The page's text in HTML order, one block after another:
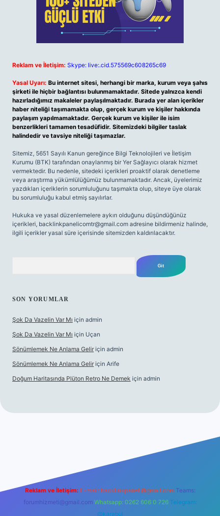
Reklam ve İletişim: Skype: live:.cid.575569c608265c69
Yasal Uyarı: Bu internet sitesi, herhangi bir marka, kurum veya şahıs
şirketi ile hiçbir bağlantısı bulunmamaktadır. Sitede yalnızca kendi
hazırladığımız makaleler paylaşılmaktadır. Burada yer alan içerikler
haber niteliği taşımamakta olup, gerçek kurum ve kişiler hakkında
paylaşım yapılmamaktadır. Gerçek kurum ve kişiler ile isim
benzerlikleri tamamen tesadüfidir. Sitemizdeki bilgiler taslak
halindedir ve tavsiye niteliği taşımazlar.
Sitemiz, 5651 Sayılı Kanun gereğince Bilgi Teknolojileri ve İletişim
Kurumu (BTK) tarafından onaylanmış bir Yer Sağlayıcı olarak hizmet
vermektedir. Bu nedenle, sitedeki içerikleri proaktif olarak denetleme
veya araştırma yükümlülüğümüz bulunmamaktadır. Ancak, üyelerimiz
yazdıkları içeriklerin sorumluluğunu taşımakta olup, siteye üye olarak
bu sorumluluğu kabul etmiş sayılırlar.
Hukuka ve yasal düzenlemelere aykırı olduğunu düşündüğünüz
içerikleri, backlinkpanelicomtr@gmail.com adresine bildirmeniz halinde,
ilgili içerikler yasal süre içerisinde sitemizden kaldırılacaktır.
SON YORUMLAR
Şok Da Vazelin Var Mı için admin
Şok Da Vazelin Var Mı için Uçan
Sönümlemek Ne Anlama Gelir için admin
Sönümlemek Ne Anlama Gelir için Arife
Doğum Haritasında Plüton Retro Ne Demek için admin
Reklam ve İletişim: E-mail: backlinkpaneli@gmail.com Teams:
forumhizmeti@gmail.com Whatsapp: 0262 606 0 726 Telegram:
@karabul